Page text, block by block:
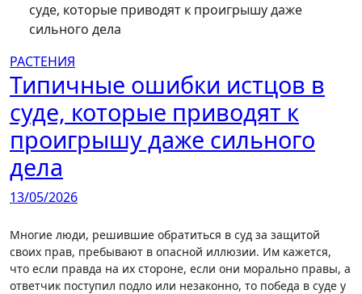
суде, которые приводят к проигрышу даже
сильного дела
РАСТЕНИЯ
Типичные ошибки истцов в
суде, которые приводят к
проигрышу даже сильного
дела
13/05/2026
Многие люди, решившие обратиться в суд за защитой
своих прав, пребывают в опасной иллюзии. Им кажется,
что если правда на их стороне, если они морально правы, а
ответчик поступил подло или незаконно, то победа в суде у